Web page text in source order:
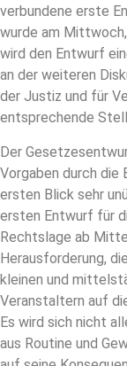
verbundene erste
wurde am
wird den Entwurf
an der weiteren
der Justiz und für
entsprechende
Der
Vorgaben durch die
ersten Blick sehr
ersten Entwurf für
Rechtslage ab
Herausforderung,
kleinen und
Veranstaltern auf
Es wird sich nicht
aus Routine und